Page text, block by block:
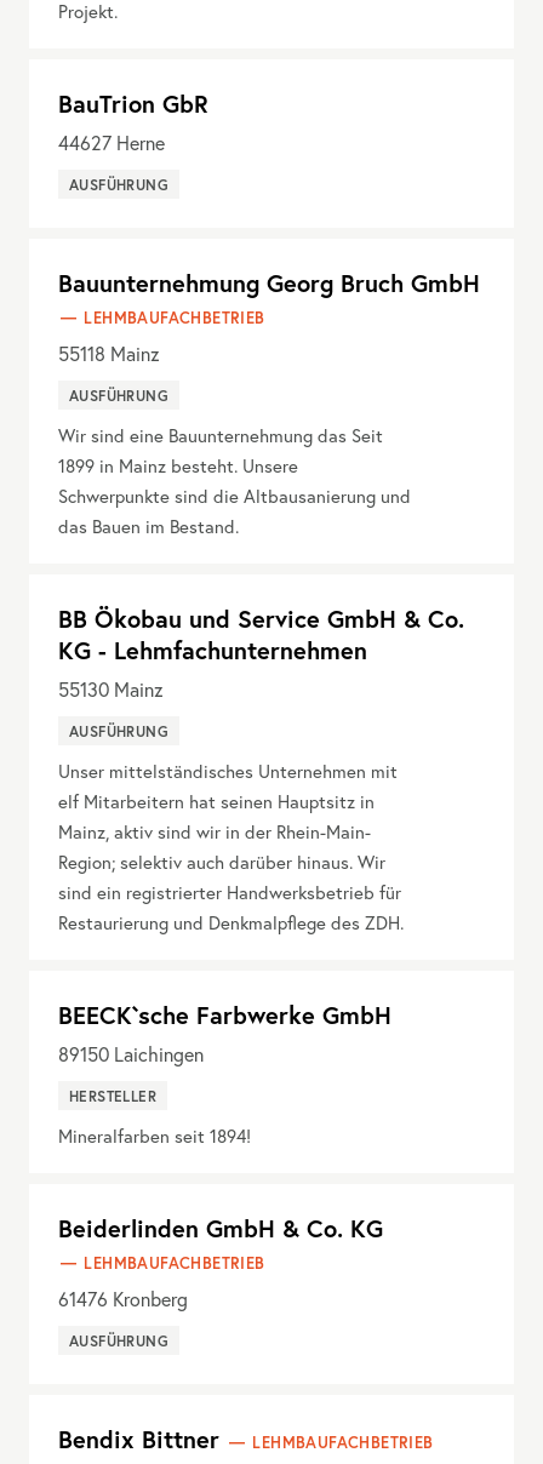
Projekt.
BauTrion GbR
44627 Herne
AUSFÜHRUNG
Bauunternehmung Georg Bruch GmbH
LEHMBAUFACHBETRIEB
55118 Mainz
AUSFÜHRUNG
Wir sind eine Bauunternehmung das Seit
1899 in Mainz besteht. Unsere
Schwerpunkte sind die Altbausanierung und
das Bauen im Bestand.
BB Ökobau und Service GmbH & Co.
KG - Lehmfachunternehmen
55130 Mainz
AUSFÜHRUNG
Unser mittelständisches Unternehmen mit
elf Mitarbeitern hat seinen Hauptsitz in
Mainz, aktiv sind wir in der Rhein-Main-
Region; selektiv auch darüber hinaus. Wir
sind ein registrierter Handwerksbetrieb für
Restaurierung und Denkmalpflege des ZDH.
BEECK`sche Farbwerke GmbH
89150 Laichingen
HERSTELLER
Mineralfarben seit 1894!
Beiderlinden GmbH & Co. KG
LEHMBAUFACHBETRIEB
61476 Kronberg
AUSFÜHRUNG
Bendix Bittner LEHMBAUFACHBETRIEB